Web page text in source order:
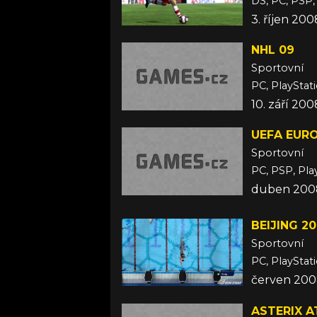
3. říjen
NHL 09
Sportovní
PC,
10. září
UEFA
Sportovní
PC, PSP,
duben
BEIJING
Sportovní
PC,
červen
ASTERIX